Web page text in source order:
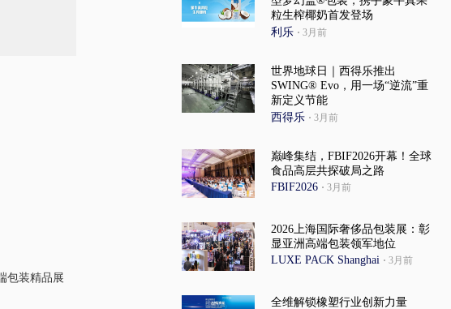
包装精品展
粒生榨椰奶首发登场
利乐 · 3月前
世界地球日｜西得乐推出
SWING® Evo，用一场“逆流”重
新定义节能
西得乐 · 3月前
巅峰集结，FBIF2026开幕！全球
食品高层共探破局之路
FBIF2026 · 3月前
2026上海国际奢侈品包装展：彰
显亚洲高端包装领军地位
LUXE PACK Shanghai · 3月前
全维解锁橡塑行业创新力量